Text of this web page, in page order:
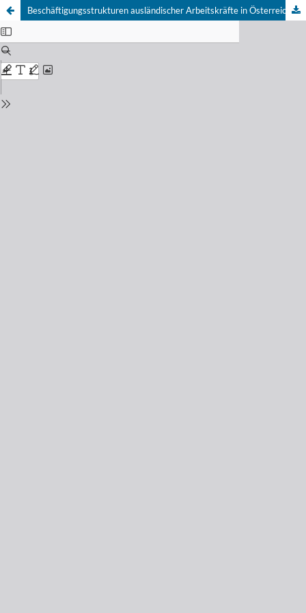
Beschäftigungsstrukturen ausländischer Arbeitskräfte in Österreich und Deutschland - Unterschiede und Gemeinsamkeiten